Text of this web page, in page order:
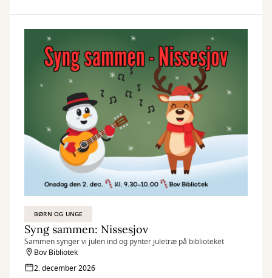
BØRN OG UNGE
Syng sammen: Nissesjov
Sammen synger vi julen ind og pynter juletræ på biblioteket
Bov Bibliotek
2. december 2026